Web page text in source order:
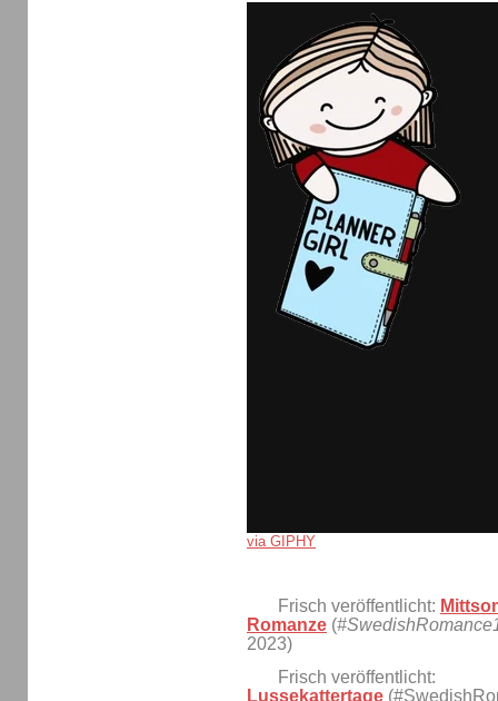
via GIPHY
Frisch veröffentlicht:
Romanze (
2023)
Frisch veröffentlicht:
Lussekattertage